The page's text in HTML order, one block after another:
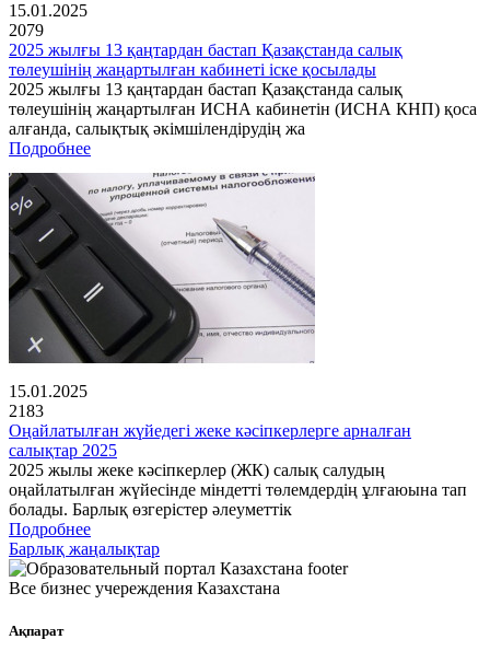
15.01.2025
2079
2025 жылғы 13 қаңтардан бастап Қазақстанда салық
төлеушінің жаңартылған кабинеті іске қосылады
2025 жылғы 13 қаңтардан бастап Қазақстанда салық
төлеушінің жаңартылған ИСНА кабинетін (ИСНА КНП) қоса
алғанда, салықтық әкімшілендірудің жа
Подробнее
15.01.2025
2183
Оңайлатылған жүйедегі жеке кәсіпкерлерге арналған
салықтар 2025
2025 жылы жеке кәсіпкерлер (ЖК) салық салудың
оңайлатылған жүйесінде міндетті төлемдердің ұлғаюына тап
болады. Барлық өзгерістер әлеуметтік
Подробнее
Барлық жаңалықтар
Все бизнес учереждения Казахстана
Ақпарат